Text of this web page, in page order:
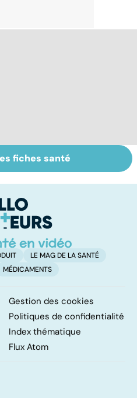
Inflammation des
amygdales : que
d'angine ?
fiches santé
LE MAG DE LA SANTÉ
MÉDICAMENTS
Gestion des cookies
Politiques de confidentialité
Index thématique
Flux Atom